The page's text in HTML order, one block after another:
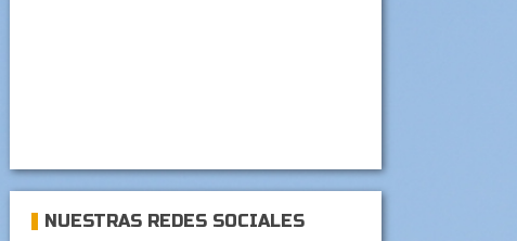
NUESTRAS REDES SOCIALES